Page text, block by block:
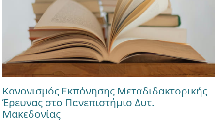
Κανονισμός Εκπόνησης Μεταδιδακτορικής
Έρευνας στο Πανεπιστήμιο Δυτ.
Μακεδονίας